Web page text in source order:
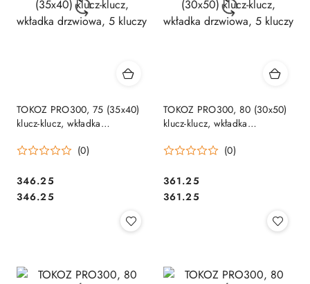
TOKOZ PRO300, 75 (35x40)
klucz-klucz, wkładka
(0)
Cena:
346.25
Cena:
346.25
TOKOZ PRO300, 80 (30x50)
klucz-klucz, wkładka
(0)
Cena:
361.25
Cena:
361.25